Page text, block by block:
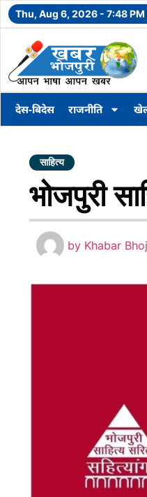
Thu, Aug 6, 2026 - 7:48 PM
देस-बिदेस राजनीति
साहित्य
भोजपुरी
by Khabar